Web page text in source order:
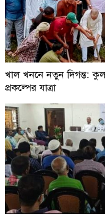
খাল খননে নতুন দিগন্ত:
প্রকল্পের যাত্রা